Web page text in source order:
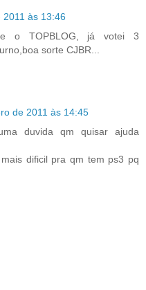
às 13:46
o TOPBLOG, já votei 3
sorte CJBR...
de 2011 às 14:45
duvida qm quisar ajuda
dificil pra qm tem ps3 pq